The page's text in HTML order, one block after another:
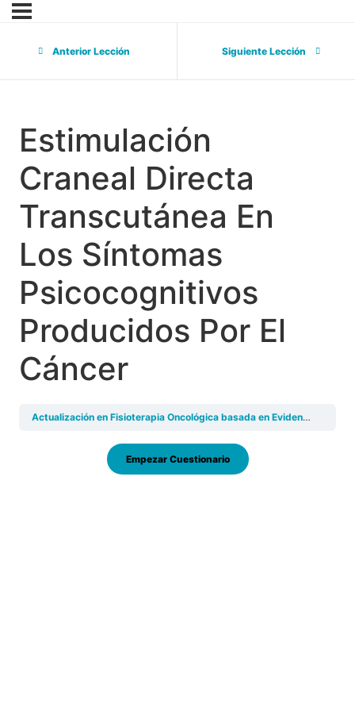
Anterior Lección Siguiente Lección
Estimulación
Craneal Directa
Transcutánea En
Los Síntomas
Psicocognitivos
Producidos Por El
Cáncer
Actualización en Fisioterapia Oncológica basada en Evidencia Científica 2025